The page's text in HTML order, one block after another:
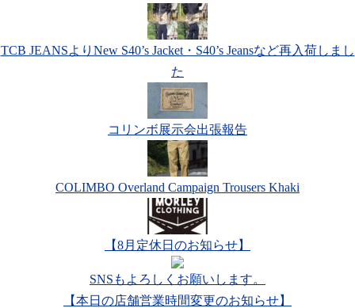
TCB JEANSよりNew S40’s Jacket・S40’s Jeansなど再入荷しまし
た
コリンボ展示会出張報告
COLIMBO Overland Campaign Trousers Khaki
【8月定休日のお知らせ】
SNSもよろしくお願いします。
【本日の店舗営業時間変更のお知らせ】